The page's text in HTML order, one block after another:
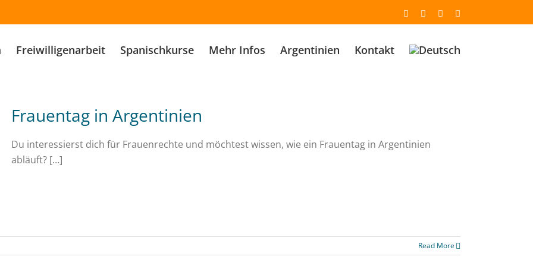
Email FacebookYouTube
Freiwilligenarbeit Spanischkurse Mehr Infos Argentinien Kontakt
Frauentag in Argentinien
Du interessierst dich für Frauenrechte und möchtest wissen, wie ein Frauentag in Argentinien
abläuft? […]
Read More